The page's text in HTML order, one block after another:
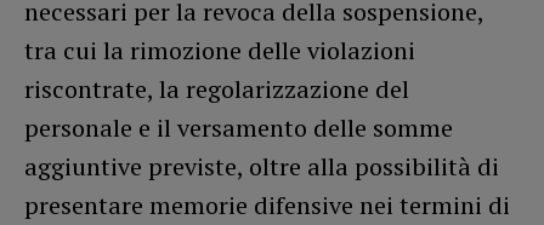
necessari per la revoca della sospensione,
tra cui la rimozione delle violazioni
riscontrate, la regolarizzazione del
personale e il versamento delle somme
aggiuntive previste, oltre alla possibilità di
presentare memorie difensive nei termini di